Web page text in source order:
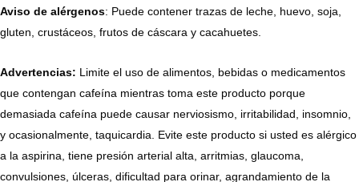
Aviso de alérgenos: Puede contener trazas de leche, huevo, soja,
gluten, crustáceos, frutos de cáscara y cacahuetes.
Advertencias: Limite el uso de alimentos, bebidas o medicamentos
que contengan cafeína mientras toma este producto porque
demasiada cafeína puede causar nerviosismo, irritabilidad, insomnio,
y ocasionalmente, taquicardia. Evite este producto si usted es alérgico
a la aspirina, tiene presión arterial alta, arritmias, glaucoma,
convulsiones, úlceras, dificultad para orinar, agrandamiento de la